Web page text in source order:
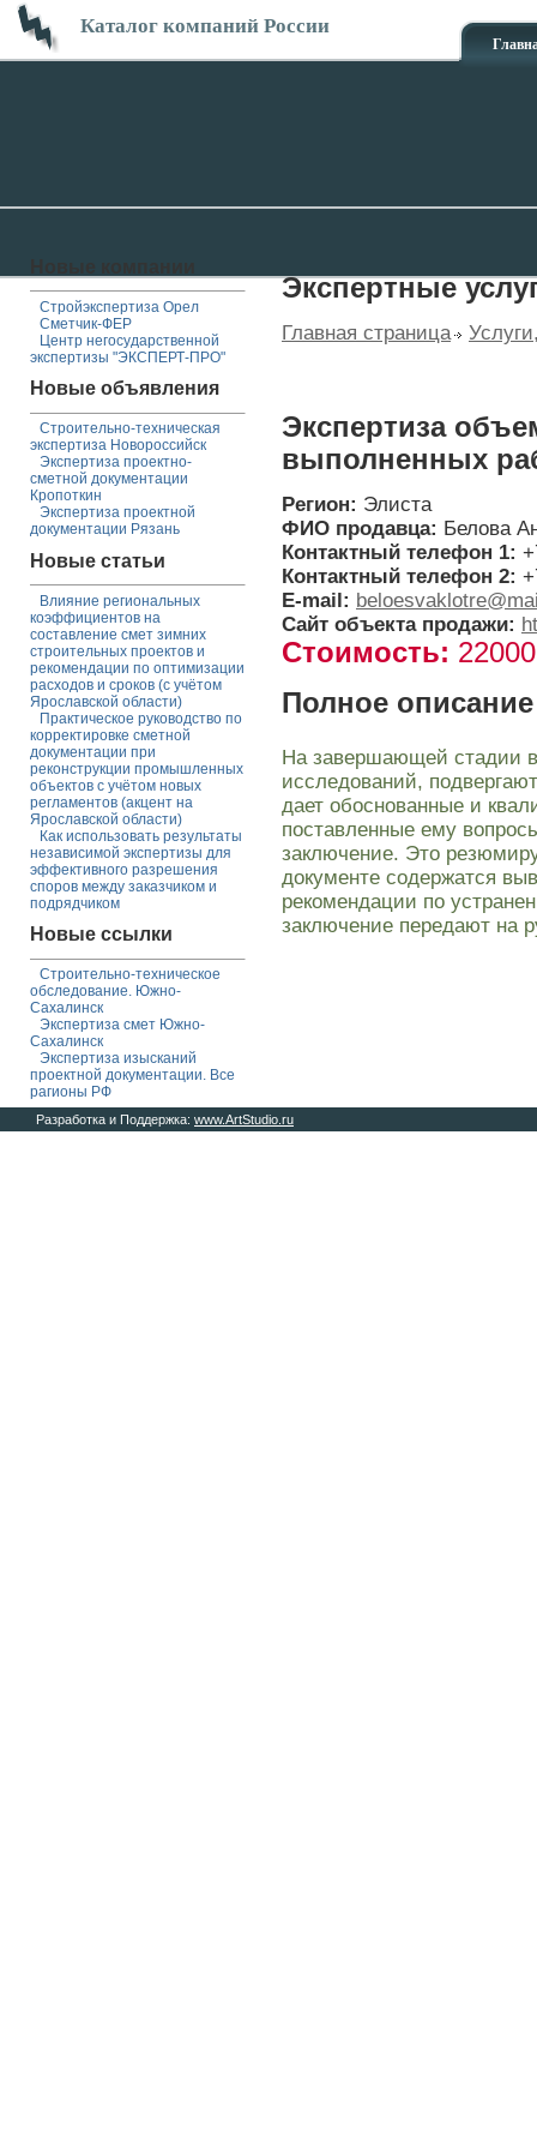
Каталог компаний России
Стройэкспертиза Орел
Сметчик-ФЕР
Центр негосударственной
экспертизы "ЭКСПЕРТ-ПРО"
Новые объявления
Строительно-техническая
экспертиза Новороссийск
Экспертиза проектно-
сметной документации
Кропоткин
Экспертиза проектной
документации Рязань
Новые статьи
Влияние региональных
коэффициентов на
составление смет зимних
строительных проектов и
рекомендации по оптимизации
расходов и сроков (с учётом
Ярославской области)
Практическое руководство по
корректировке сметной
документации при
реконструкции промышленных
объектов с учётом новых
регламентов (акцент на
Ярославской области)
Как использовать результаты
независимой экспертизы для
эффективного разрешения
споров между заказчиком и
подрядчиком
Новые ссылки
Строительно-техническое
обследование. Южно-
Сахалинск
Экспертиза смет Южно-
Сахалинск
Экспертиза изысканий
проектной документации. Все
рагионы РФ
Экспертные
Главная страница
Экспертиза
выполненных
Регион: Элиста
ФИО продавца: Белова
Контактный телефон 1:
Контактный телефон 2:
E-mail:
Сайт объекта продажи:
Стоимость:
Полное
На завершающей стадии
исследований,
дает обоснованные и
поставленные ему
заключение. Это
документе содержатся
рекомендации по
заключение передают на
Разработка и Поддержка: www.ArtStudio.ru